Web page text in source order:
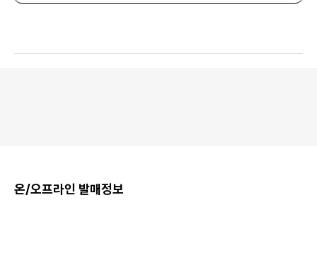
온/오프라인 발매정보